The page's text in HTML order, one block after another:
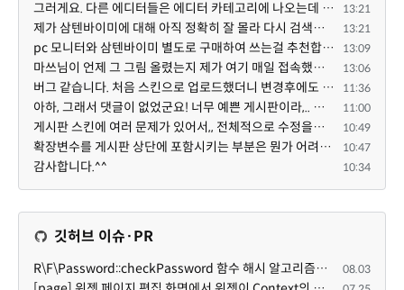
그러게요. 다른 에디터들은 에디터 카테고리에 나오는데 YJSoft님이 최근에 올리신 것만 스킨으로 나오는 것... 13:21
제가 삼텐바이미에 대해 아직 정확히 잘 몰라 다시 검색해봤는데 이게 이동식 거치대인가봐요. 마쓰님이 별... 13:21
pc 모니터와 삼텐바이미 별도로 구매하여 쓰는걸 추천합니다 ^^ 13:09
마쓰님이 언제 그 그림 올렸는지 제가 여기 매일 접속했는데 요 아래 제 댓글 밑에 새댓글이 없어 새댓글이 ... 13:06
버그 같습니다. 처음 스킨으로 업로드했더니 변경후에도 스킨으로 남아있네요. 11:36
아하, 그래서 댓글이 없었군요! 너무 예쁜 게시판이라,.. 넘넘 감사드립니다! 천천히 하세요 ^^ 11:00
게시판 스킨에 여러 문제가 있어서,, 전체적으로 수정을해서 업데이트 하겠습니다! 10:49
확장변수를 게시판 상단에 포함시키는 부분은 뭔가 어려우신 작업인가보네요~ 10:47
감사합니다.^^ 10:34
깃허브 이슈·PR
R\F\Password::checkPassword 함수 해시 알고리즘을 암시적으로 호출하는 경우 Argon2id 해시 비교 실패 08.03